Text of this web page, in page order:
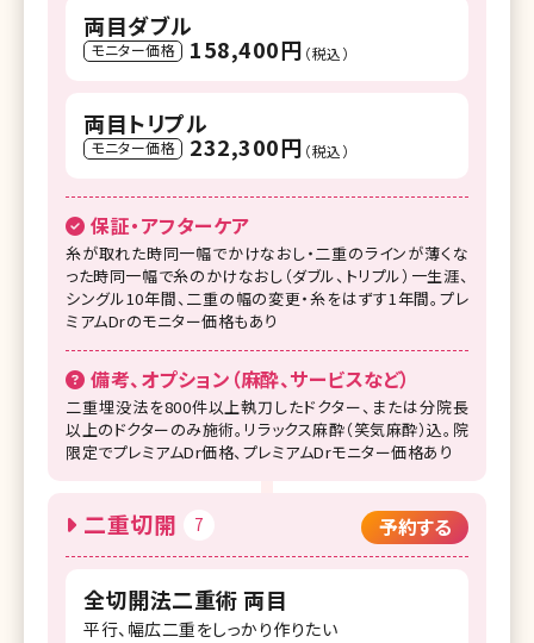
両目ダブル
モニター価格 158,400円 （税込）
両目トリプル
モニター価格 232,300円 （税込）
保証・アフターケア
糸が取れた時同一幅でかけなおし・二重のラインが薄くな
った時同一幅で糸のかけなおし（ダブル、トリプル）一生涯、
シングル10年間、二重の幅の変更・糸をはずす1年間。プレ
ミアムDrのモニター価格もあり
備考、オプション（麻酔、サービスなど）
二重埋没法を800件以上執刀したドクター、または分院長
以上のドクターのみ施術。リラックス麻酔（笑気麻酔）込。院
限定でプレミアムDr価格、プレミアムDrモニター価格あり
二重切開 7 予約する
全切開法二重術 両目
平行、幅広二重をしっかり作りたい